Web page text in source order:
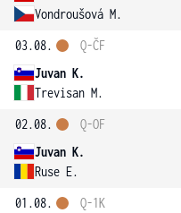
Vondroušová M.
03.08.
Juvan K.
Trevisan M.
Q-ČF
02.08.
Juvan K.
Ruse E.
Q-OF
01.08.
Q-1K